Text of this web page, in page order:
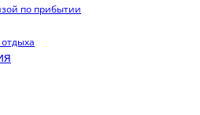
по прибытии